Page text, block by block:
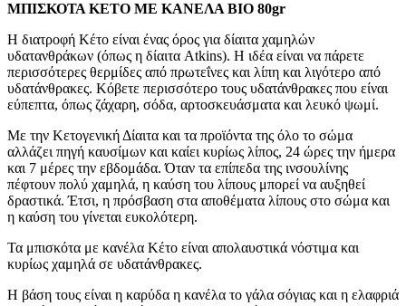
ΜΠΙΣΚΟΤΑ ΚΕΤΟ ΜΕ ΚΑΝΕΛΑ ΒΙΟ 80gr
Η διατροφή Κέτο είναι ένας όρος για δίαιτα χαμηλών
υδατανθράκων (όπως η δίαιτα Atkins). Η ιδέα είναι να πάρετε
περισσότερες θερμίδες από πρωτεΐνες και λίπη και λιγότερο από
υδατάνθρακες. Κόβετε περισσότερο τους υδατάνθρακες που είναι
εύπεπτα, όπως ζάχαρη, σόδα, αρτοσκευάσματα και λευκό ψωμί.
Με την Κετογενική Δίαιτα και τα προϊόντα της όλο το σώμα
αλλάζει πηγή καυσίμων και καίει κυρίως λίπος, 24 ώρες την ήμερα
και 7 μέρες την εβδομάδα. Όταν τα επίπεδα της ινσουλίνης
πέφτουν πολύ χαμηλά, η καύση του λίπους μπορεί να αυξηθεί
δραστικά. Έτσι, η πρόσβαση στα αποθέματα λίπους στο σώμα και
η καύση του γίνεται ευκολότερη.
Τα μπισκότα με κανέλα Κέτο είναι απολαυστικά νόστιμα και
κυρίως χαμηλά σε υδατάνθρακες.
Η βάση τους είναι η καρύδα η κανέλα το γάλα σόγιας και η ελαφριά